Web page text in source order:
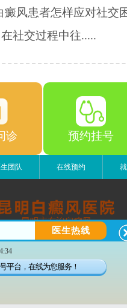
癜风患者怎样应对社交
社交过程中往.....
诊 预约挂号
生团队 在线预约
昆明白癜风医院
昆明市五华区护国路2号
版权所有：昆明白癜风医院
联系电话：0871-64174769
医生热线
平台，在线为您服务！